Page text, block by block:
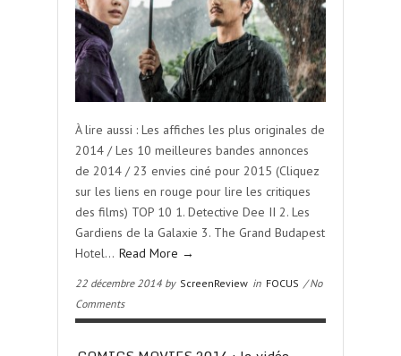
À lire aussi : Les affiches les plus originales de
2014 / Les 10 meilleures bandes annonces
de 2014 / 23 envies ciné pour 2015 (Cliquez
sur les liens en rouge pour lire les critiques
des films) TOP 10 1. Detective Dee II 2. Les
Gardiens de la Galaxie 3. The Grand Budapest
Hotel… Read More →
22 décembre 2014 by ScreenReview in FOCUS / No
Comments